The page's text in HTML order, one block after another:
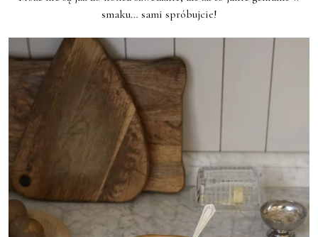
smaku… sami spróbujcie!